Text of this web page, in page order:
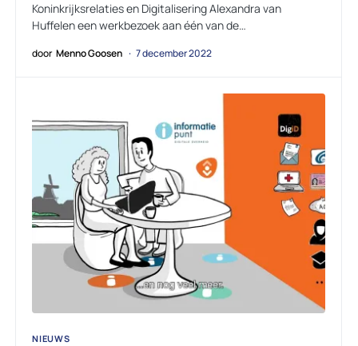
Koninkrijksrelaties en Digitalisering Alexandra van
Huffelen een werkbezoek aan één van de…
door Menno Goosen 7 december 2022
NIEUWS